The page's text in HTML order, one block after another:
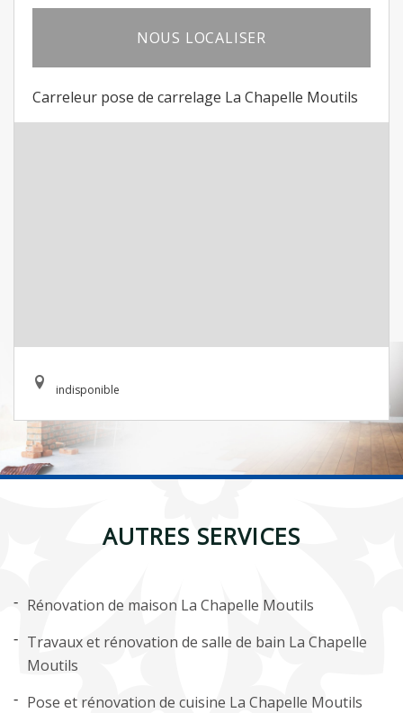
NOUS LOCALISER
Carreleur pose de carrelage La Chapelle Moutils
indisponible
AUTRES SERVICES
Rénovation de maison La Chapelle Moutils
Travaux et rénovation de salle de bain La Chapelle
Moutils
Pose et rénovation de cuisine La Chapelle Moutils